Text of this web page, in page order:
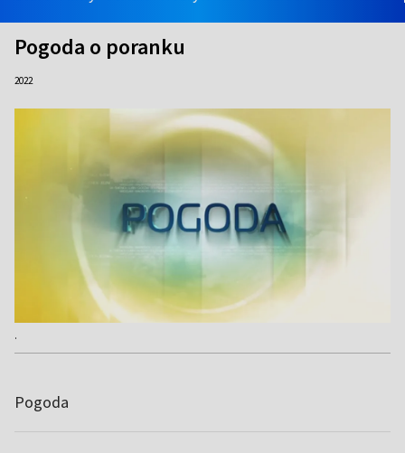
Pogoda o poranku
2022
.
Pogoda